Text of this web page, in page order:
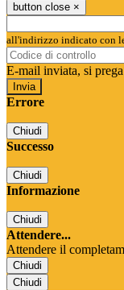
button close ×
all'indirizzo indicato con
E-mail inviata, si
Errore
Chiudi
Successo
Chiudi
Informazione
Chiudi
Attendere...
Attendere il
Chiudi
Chiudi